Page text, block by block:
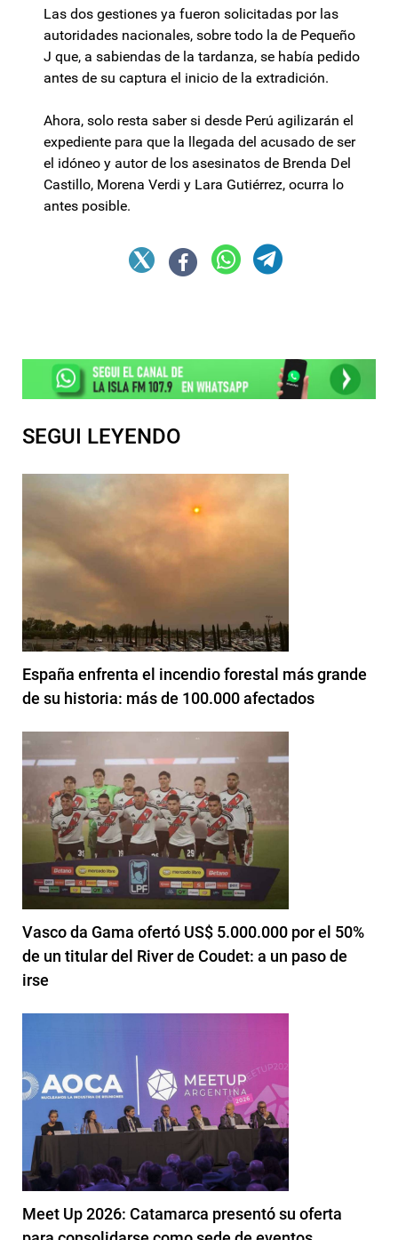
Las dos gestiones ya fueron solicitadas por las
autoridades nacionales, sobre todo la de Pequeño
J que, a sabiendas de la tardanza, se había pedido
antes de su captura el inicio de la extradición.
Ahora, solo resta saber si desde Perú agilizarán el
expediente para que la llegada del acusado de ser
el idóneo y autor de los asesinatos de Brenda Del
Castillo, Morena Verdi y Lara Gutiérrez, ocurra lo
antes posible.
SEGUI LEYENDO
España enfrenta el incendio forestal más grande
de su historia: más de 100.000 afectados
Vasco da Gama ofertó US$ 5.000.000 por el 50%
de un titular del River de Coudet: a un paso de
irse
Meet Up 2026: Catamarca presentó su oferta